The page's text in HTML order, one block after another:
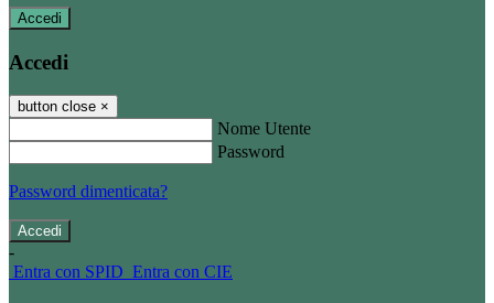
Accedi
Accedi
button close ×
Nome Utente
Password
Password dimenticata?
-
Entra con SPID Entra con CIE